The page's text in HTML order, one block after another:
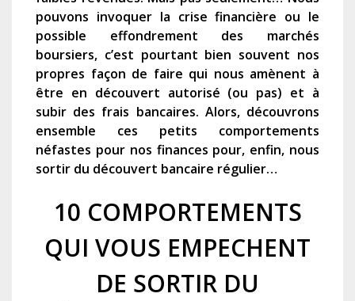
pouvons invoquer la crise financière ou le
possible effondrement des marchés
boursiers, c’est pourtant bien souvent nos
propres façon de faire qui nous amènent à
être en découvert autorisé (ou pas) et à
subir des frais bancaires. Alors, découvrons
ensemble ces petits comportements
néfastes pour nos finances pour, enfin, nous
sortir du découvert bancaire régulier…
10 COMPORTEMENTS
QUI VOUS EMPECHENT
DE SORTIR DU